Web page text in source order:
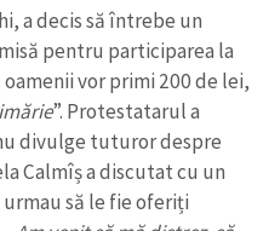
a decis să întrebe un
pentru participarea la
vor primi 200 de lei,
”. Protestatarul a
divulge tuturor despre
Calmîș a discutat cu un
să le fie oferiți